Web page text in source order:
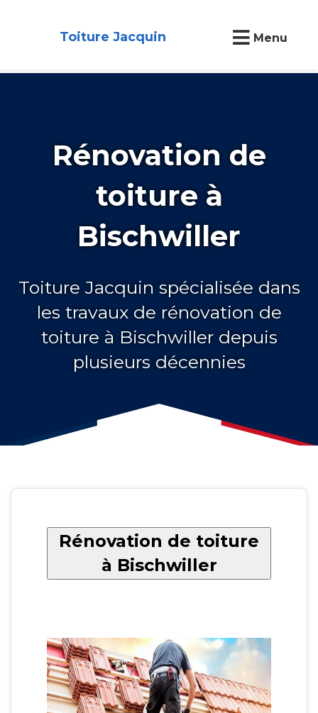
Toiture Jacquin Menu
Rénovation de
toiture à
Bischwiller
Toiture Jacquin spécialisée dans
les travaux de rénovation de
toiture à Bischwiller depuis
plusieurs décennies
Rénovation de toiture
à Bischwiller